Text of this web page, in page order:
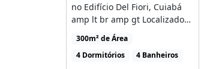
no Edifício Del Fiori, Cuiabá
amp lt br amp gt Localizado
no prestigiado [...]
300m² de Área
4 Dormitórios
4 Banheiros